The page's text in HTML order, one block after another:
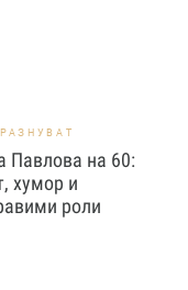
Павлова на 60:
хумор и
роли